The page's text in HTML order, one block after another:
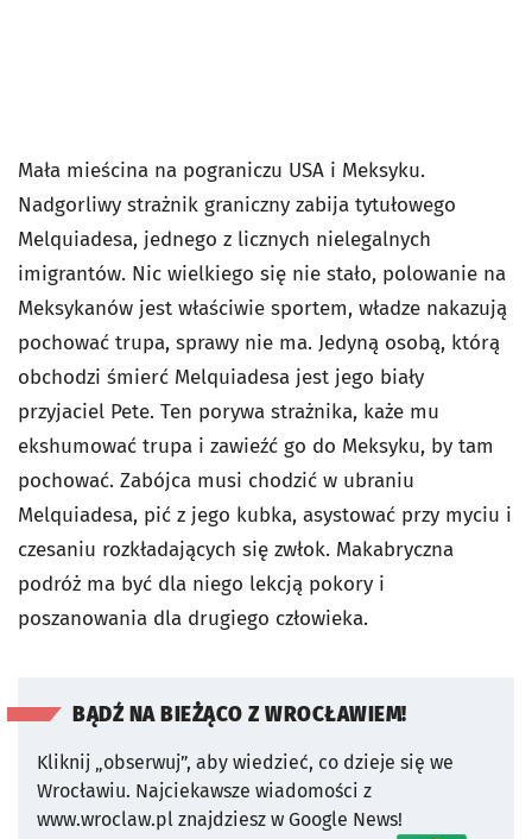
Mała mieścina na pograniczu USA i Meksyku.
Nadgorliwy strażnik graniczny zabija tytułowego
Melquiadesa, jednego z licznych nielegalnych
imigrantów. Nic wielkiego się nie stało, polowanie na
Meksykanów jest właściwie sportem, władze nakazują
pochować trupa, sprawy nie ma. Jedyną osobą, którą
obchodzi śmierć Melquiadesa jest jego biały
przyjaciel Pete. Ten porywa strażnika, każe mu
ekshumować trupa i zawieźć go do Meksyku, by tam
pochować. Zabójca musi chodzić w ubraniu
Melquiadesa, pić z jego kubka, asystować przy myciu i
czesaniu rozkładających się zwłok. Makabryczna
podróż ma być dla niego lekcją pokory i
poszanowania dla drugiego człowieka.
BĄDŹ NA BIEŻĄCO Z WROCŁAWIEM!
Kliknij „obserwuj”, aby wiedzieć, co dzieje się we
Wrocławiu. Najciekawsze wiadomości z
www.wroclaw.pl znajdziesz w Google News!